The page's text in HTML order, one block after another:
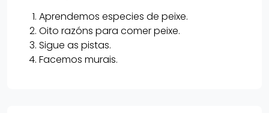
Aprendemos especies de peixe.
Oito razóns para comer peixe.
Sigue as pistas.
Facemos murais.